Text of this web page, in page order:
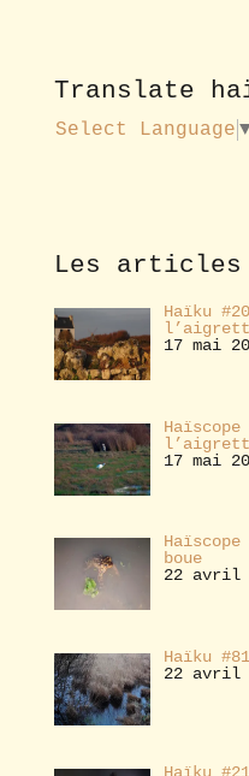
o
u
s
e
Translate
Select Language
Les articles
Haïku
17 mai
17 mai
boue
22 avril
Haïku
22 avril
Haïku